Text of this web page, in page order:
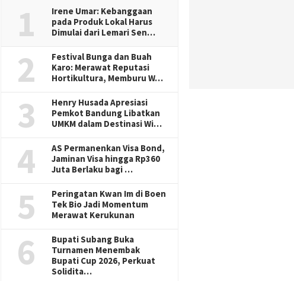
1
Irene Umar: Kebanggaan
pada Produk Lokal Harus
Dimulai dari Lemari Sen…
2
Festival Bunga dan Buah
Karo: Merawat Reputasi
Hortikultura, Memburu W…
3
Henry Husada Apresiasi
Pemkot Bandung Libatkan
UMKM dalam Destinasi Wi…
4
AS Permanenkan Visa Bond,
Jaminan Visa hingga Rp360
Juta Berlaku bagi …
5
Peringatan Kwan Im di Boen
Tek Bio Jadi Momentum
Merawat Kerukunan
6
Bupati Subang Buka
Turnamen Menembak
Bupati Cup 2026, Perkuat
Solidita…